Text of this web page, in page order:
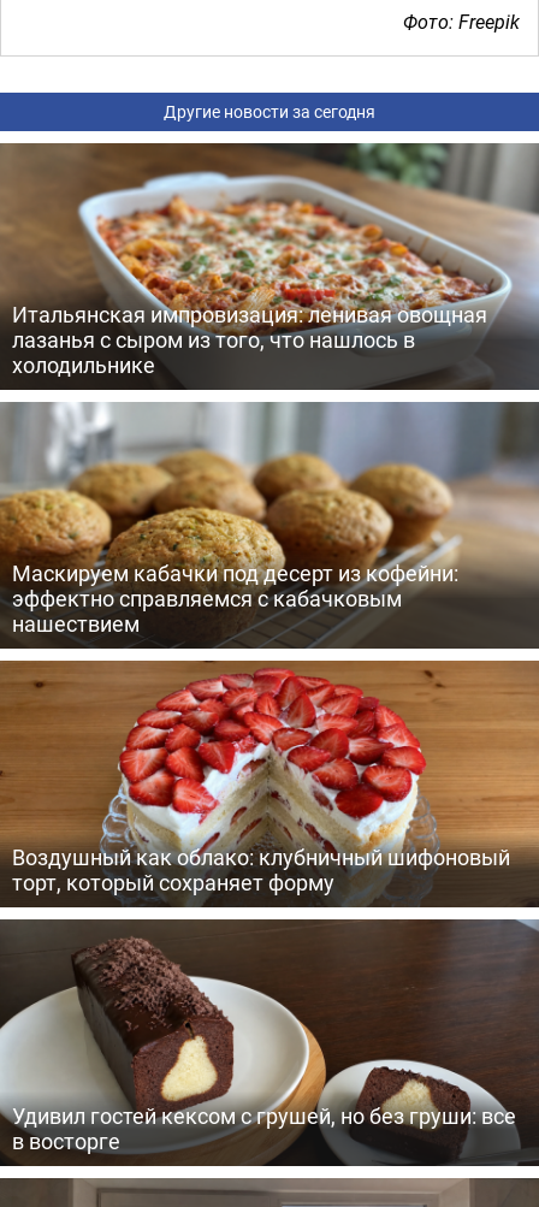
Фото: Freepik
Другие новости за сегодня
Итальянская импровизация: ленивая овощная
лазанья с сыром из того, что нашлось в
холодильнике
Маскируем кабачки под десерт из кофейни:
эффектно справляемся с кабачковым
нашествием
Воздушный как облако: клубничный шифоновый
торт, который сохраняет форму
Удивил гостей кексом с грушей, но без груши: все
в восторге